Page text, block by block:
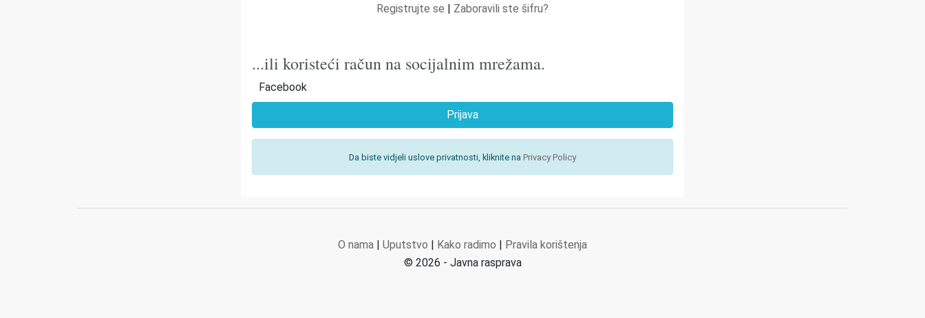
Registrujte se | Zaboravili ste šifru?
...ili koristeći račun na socijalnim mrežama.
Facebook
Prijava
Da biste vidjeli uslove privatnosti, kliknite na Privacy Policy
O nama | Uputstvo | Kako radimo | Pravila korištenja
© 2026 - Javna rasprava